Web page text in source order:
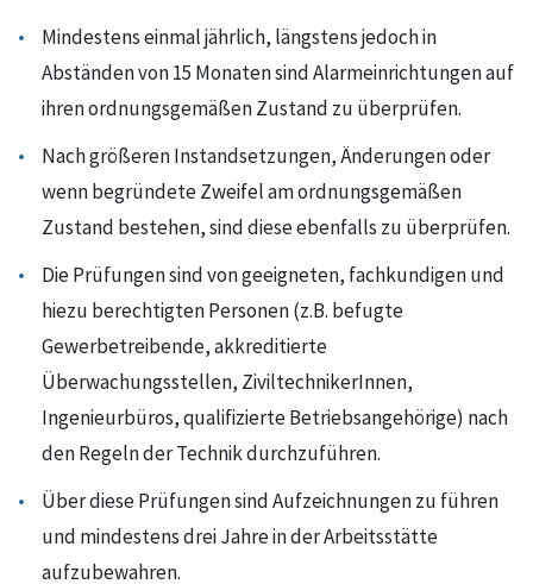
Mindestens einmal jährlich, längstens jedoch in
Abständen von 15 Monaten sind Alarmeinrichtungen auf
ihren ordnungsgemäßen Zustand zu überprüfen.
Nach größeren Instandsetzungen, Änderungen oder
wenn begründete Zweifel am ordnungsgemäßen
Zustand bestehen, sind diese ebenfalls zu überprüfen.
Die Prüfungen sind von geeigneten, fachkundigen und
hiezu berechtigten Personen (z.B. befugte
Gewerbetreibende, akkreditierte
Überwachungsstellen, ZiviltechnikerInnen,
Ingenieurbüros, qualifizierte Betriebsangehörige) nach
den Regeln der Technik durchzuführen.
Über diese Prüfungen sind Aufzeichnungen zu führen
und mindestens drei Jahre in der Arbeitsstätte
aufzubewahren.